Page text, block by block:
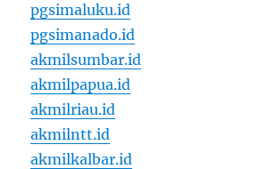
pgsimaluku.id
pgsimanado.id
akmilsumbar.id
akmilpapua.id
akmilriau.id
akmilntt.id
akmilkalbar.id